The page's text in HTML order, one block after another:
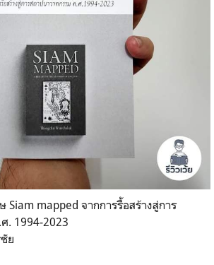
mapped จากการรื้อสร้างสู่การ
. 1994-2023
ย